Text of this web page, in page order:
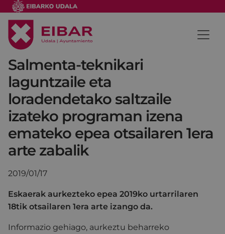
Salmenta-teknikari
laguntzaile eta
loradendetako saltzaile
izateko programan izena
emateko epea otsailaren 1era
arte zabalik
2019/01/17
Eskaerak aurkezteko epea 2019ko urtarrilaren
18tik otsailaren 1era arte izango da.
Informazio gehiago, aurkeztu beharreko